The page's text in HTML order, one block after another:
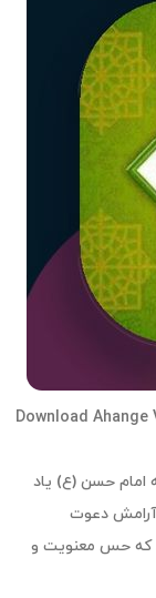
Download Ahange
امام حسن (ع) یاد
دعوت
که حس معنویت و